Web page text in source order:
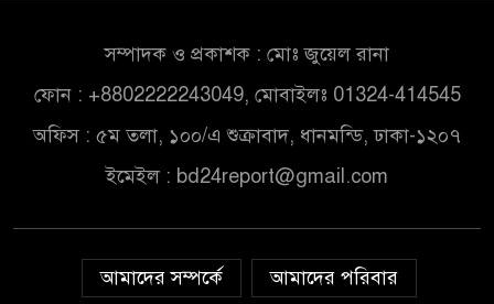
সম্পাদক ও প্রকাশক : মোঃ জুয়েল রানা
ফোন : +8802222243049, মোবাইলঃ 01324-414545
অফিস : ৫ম তলা, ১০০/এ শুক্রাবাদ, ধানমন্ডি, ঢাকা-১২০৭
ইমেইল : bd24report@gmail.com
আমাদের সম্পর্কে আমাদের পরিবার